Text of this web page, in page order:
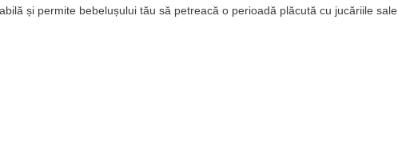
și permite bebelușului tău să petreacă o perioadă plăcută cu jucăriile sale.